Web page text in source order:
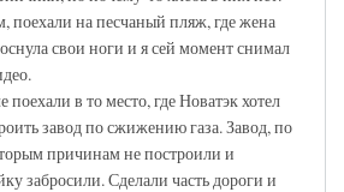
поехали на песчаный пляж, где жена
свои ноги и я сей момент снимал
поехали в то место, где Новатэк хотел
завод по сжижению газа. Завод, по
причинам не построили и
забросили. Сделали часть дороги и